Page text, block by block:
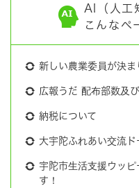
AI（人工
こんなペ
新しい農業委員が決ま
広報うだ 配布部数及
納税について
大宇陀ふれあい交流ド
宇陀市生活支援ウッ
す！